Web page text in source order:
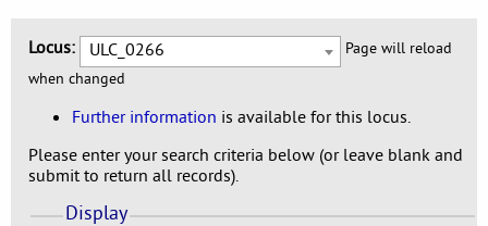
Locus: ULC_0266
Page will reload
when changed
Further information is available for this locus.
Please enter your search criteria below (or leave blank and
submit to return all records).
Display